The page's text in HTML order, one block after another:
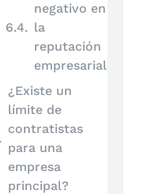
negativo en
la
reputación
empresarial:
¿Existe un
límite de
contratistas
para una
empresa
principal?